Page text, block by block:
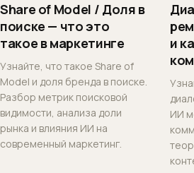
Share of Model / Доля в
поиске — что это
такое в маркетинге
Узнайте, что такое Share of
Model и доля бренда в поиске.
Разбор метрик поисковой
видимости, анализа доли
рынка и влияния ИИ на
современный маркетинг.
и
ИИ